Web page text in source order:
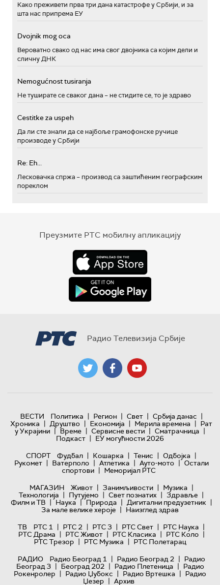
Како преживети прва три дана катастрофе у Србији, и за
шта нас припрема ЕУ
Dvojnik mog oca
Вероватно свако од нас има свог двојника са којим дели и
сличну ДНК
Nemogućnost tusiranja
Не туширате се сваког дана – не стидите се, то је здраво
Cestitke za uspeh
Да ли сте знали да се најбоље грамофонске ручице
производе у Србији
Re: Eh...
Лесковачка спржа – производ са заштићеним географским
пореклом
Преузмите РТС мобилну апликацију
Радио Телевизија Србије
ВЕСТИ Политика | Регион | Свет | Србија данас |
Хроника | Друштво | Економија | Мерила времена | Рат
у Украјини | Време | Сервисне вести | Сматрачница |
Подкаст | ЕУ могућности 2026
СПОРТ
Фудбал | Кошарка | Тенис | Одбојка |
Рукомет | Ватерполо | Атлетика | Ауто-мото | Остали
спортови | Меморијал РТС
МАГАЗИН
Живот | Занимљивости | Музика |
Технологијa | Путујемо | Свет познатих | Здравље |
Филм и ТВ | Наука | Природа | Дигитални предузетник |
За мале велике хероје | Наизглед здрав
ТВ
РТС 1 | РТС 2 | РТС 3 | РТС Свет | РТС Наука |
РТС Драма | РТС Живот | РТС Класика | РТС Коло |
РТС Трезор | РТС Музика | РТС Полетарац
РАДИО
Радио Београд 1 | Радио Београд 2 | Радио
Београд 3 | Београд 202 | Радио Плетеница | Радио
Рокенролер | Радио Џубокс | Радио Вртешка | Радио
Џезер | Архив